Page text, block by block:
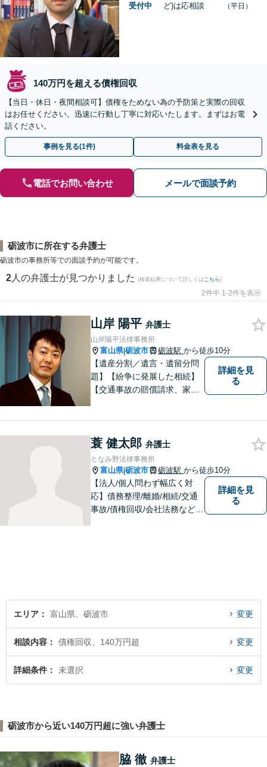
受付中
ど)は応相談
（平日）
140万円を超える債権回収
【当日・休日・夜間相談可】債権をためない為の予防策と実際の回収
はお任せください。迅速に行動し丁寧に対応いたします。まずはお電
話ください。
事例を見る(1件) 料金表を見る
電話でお問い合わせ メールで面談予約
砺波市に所在する弁護士
砺波市の事務所等での面談予約が可能です。
2 人の弁護士が見つかりました (検索結果について詳しくは こちら)
2件中 1-2件を表示
山岸 陽平 弁護士
山岸陽平法律事務所
富山県|砺波市 砺波駅 から徒歩10分
【遺産分割／遺言・遺留分問
題】【紛争に発展した相続】
【交通事故の賠償請求、家族
交渉などの代理人活動を行い
ます。顧問契約先の法律相
談、個人の方の法律相談対応
も。
詳細を見
る
蓑 健太郎 弁護士
となみ野法律事務所
富山県|砺波市 砺波駅 から徒歩10分
【法人/個人問わず幅広く対
応】債務整理/離婚/相続/交通
事故/債権回収/会社法務など幅
詳細を見
る
エリア 富山県、砺波市 変更
相談内容 債権回収、140万円超 変更
詳細条件 未選択 変更
砺波市から近い140万円超に強い弁護士
脇 徹 弁護士